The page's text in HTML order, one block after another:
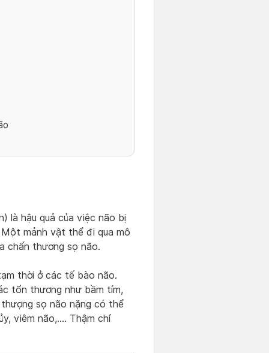
là hậu quả của việc não bị
mảnh vật thể đi qua mô
chấn thương sọ não.
thời ở các tế bào não.
tổn thương như bầm tím,
sọ não nặng có thể
viêm não,…. Thậm chí